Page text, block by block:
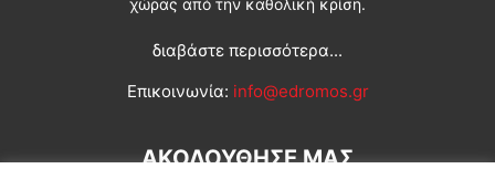
χώρας από την καθολική κρίση.
διαβάστε περισσότερα...
Επικοινωνία: info@edromos.gr
ΑΚΟΛΟΥΘΗΣΕ ΜΑΣ